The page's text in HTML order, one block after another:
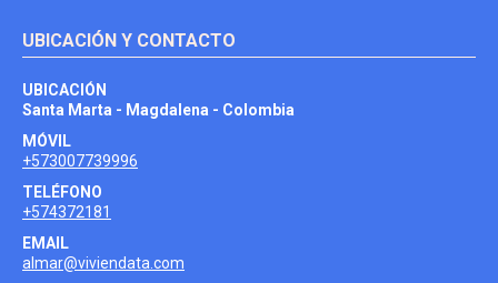
UBICACIÓN Y CONTACTO
UBICACIÓN
Santa Marta - Magdalena - Colombia
MÓVIL
+573007739996
TELÉFONO
+574372181
EMAIL
almar@viviendata.com